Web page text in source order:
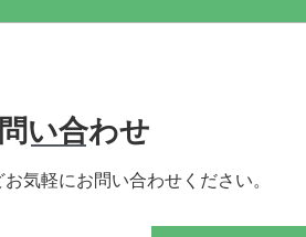
い合わせ
気軽にお問い合わせください。